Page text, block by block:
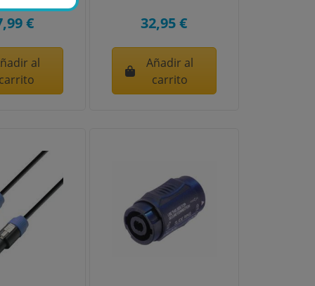
€
al
carrito
32,95 €
Añadir al
carrito